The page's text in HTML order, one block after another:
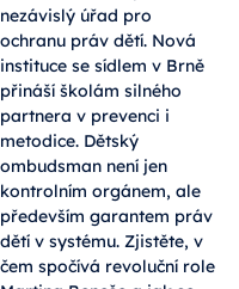
nezávislý úřad pro
ochranu práv dětí. Nová
instituce se sídlem v Brně
přináší školám silného
partnera v prevenci i
metodice. Dětský
ombudsman není jen
kontrolním orgánem, ale
především garantem práv
dětí v systému. Zjistěte, v
čem spočívá revoluční role